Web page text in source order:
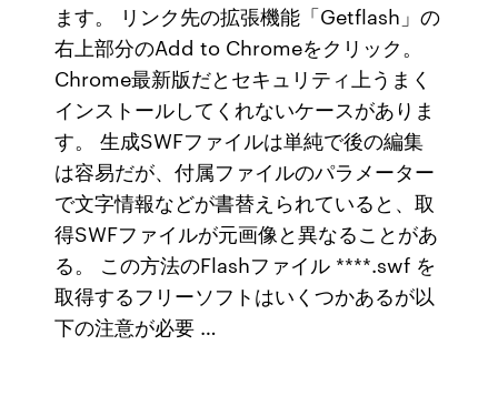
ます。 リンク先の拡張機能「Getflash」の
右上部分のAdd to Chromeをクリック。
Chrome最新版だとセキュリティ上うまく
インストールしてくれないケースがありま
す。 生成SWFファイルは単純で後の編集
は容易だが、付属ファイルのパラメーター
で文字情報などが書替えられていると、取
得SWFファイルが元画像と異なることがあ
る。 この方法のFlashファイル ****.swf を
取得するフリーソフトはいくつかあるが以
下の注意が必要 …